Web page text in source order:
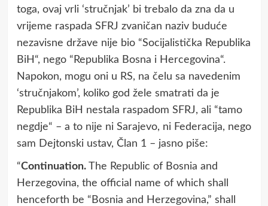
toga, ovaj vrli ‘stručnjak’ bi trebalo da zna da u
vrijeme raspada SFRJ zvaničan naziv buduće
nezavisne države nije bio “Socijalistička Republika
BiH“, nego “Republika Bosna i Hercegovina“.
Napokon, mogu oni u RS, na čelu sa navedenim
‘stručnjakom’, koliko god žele smatrati da je
Republika BiH nestala raspadom SFRJ, ali “tamo
negdje“ – a to nije ni Sarajevo, ni Federacija, nego
sam Dejtonski ustav, Član 1 – jasno piše:
“Continuation.The Republic of Bosnia and
Herzegovina, the official name of which shall
henceforth be “Bosnia and Herzegovina,” shall